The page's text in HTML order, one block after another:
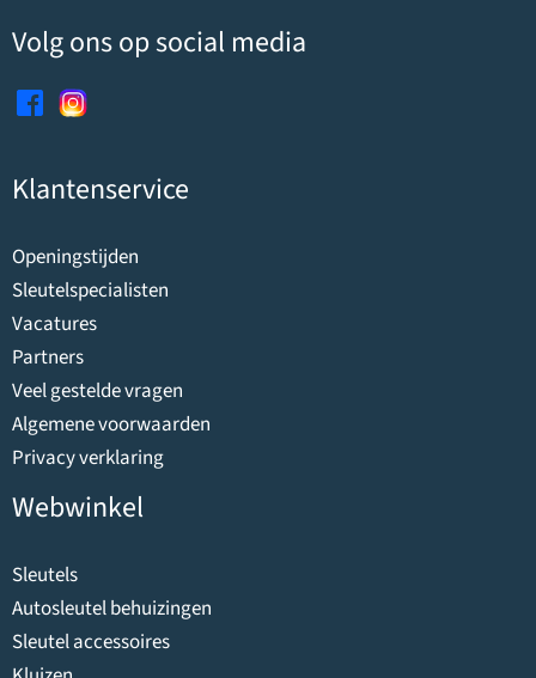
Volg ons op social media
Klantenservice
Openingstijden
Sleutelspecialisten
Vacatures
Partners
Veel gestelde vragen
Algemene voorwaarden
Privacy verklaring
Webwinkel
Sleutels
Autosleutel behuizingen
Sleutel accessoires